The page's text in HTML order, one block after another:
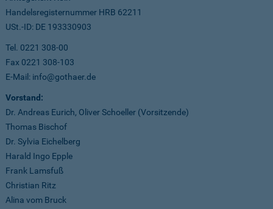
Handelsregisternummer HRB 62211
USt.-ID: DE 193330903
Tel. 0221 308-00
Fax 0221 308-103
E-Mail: info@gothaer.de
Vorstand:
Dr. Andreas Eurich, Oliver Schoeller (Vorsitzende)
Thomas Bischof
Dr. Sylvia Eichelberg
Harald Ingo Epple
Frank Lamsfuß
Christian Ritz
Alina vom Bruck